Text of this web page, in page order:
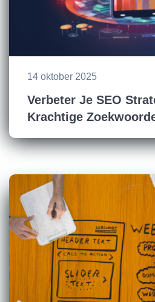
14 oktober 2025
Verbeter Je SEO
Krachtige